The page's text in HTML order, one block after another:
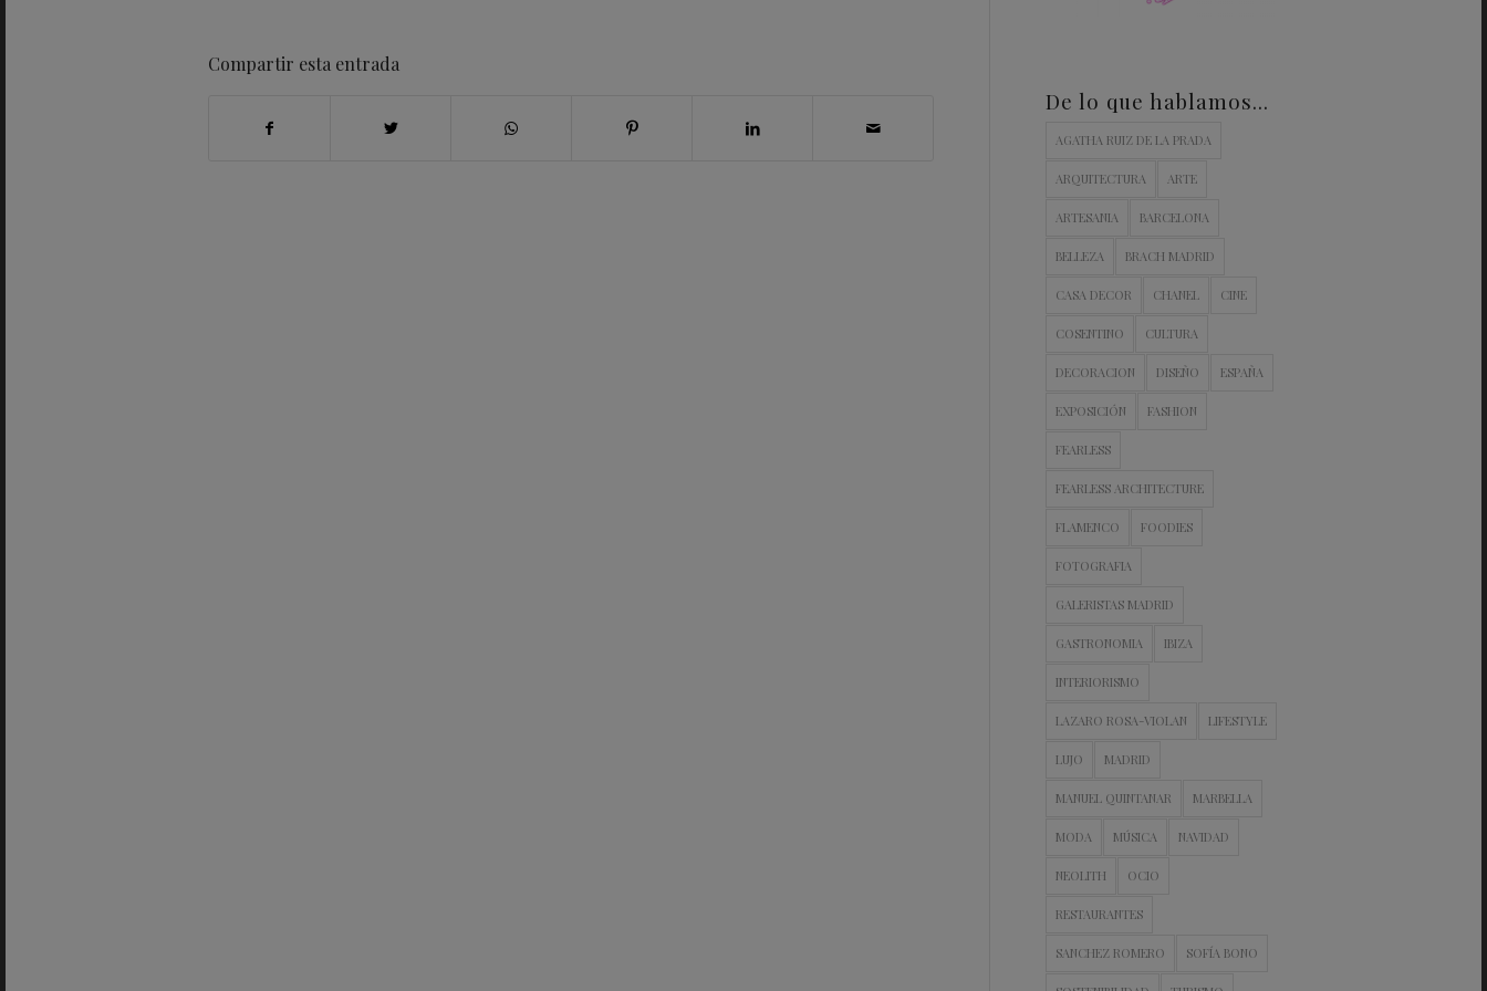
Compartir esta entrada
De lo que hablamos…
AGATHA RUIZ DE LA PRADA
ARQUITECTURA ARTE
ARTESANIA BARCELONA
BELLEZA BRACH MADRID
CASA DECOR CHANEL CINE
COSENTINO CULTURA
DECORACION DISEÑO ESPAÑA
EXPOSICIÓN FASHION
FEARLESS
FEARLESS ARCHITECTURE
FLAMENCO FOODIES
FOTOGRAFIA
GALERISTAS MADRID
GASTRONOMIA IBIZA
INTERIORISMO
LAZARO ROSA-VIOLAN LIFESTYLE
LUJO MADRID
MANUEL QUINTANAR MARBELLA
MODA MÚSICA NAVIDAD
NEOLITH OCIO
RESTAURANTES
SANCHEZ ROMERO SOFÍA BONO